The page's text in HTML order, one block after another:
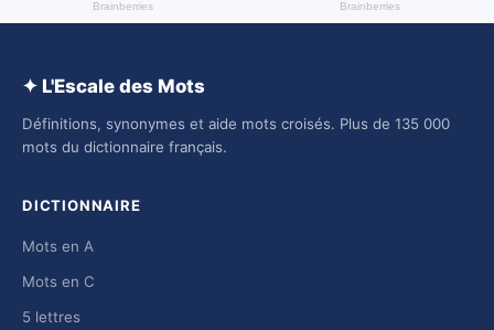
✦ L'Escale des Mots
Définitions, synonymes et aide mots croisés. Plus de 135 000
mots du dictionnaire français.
DICTIONNAIRE
Mots en A
Mots en C
5 lettres